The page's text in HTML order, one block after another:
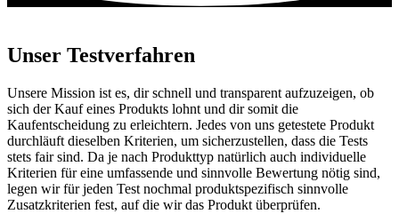
Unser Testverfahren
Unsere Mission ist es, dir schnell und transparent aufzuzeigen, ob
sich der Kauf eines Produkts lohnt und dir somit die
Kaufentscheidung zu erleichtern. Jedes von uns getestete Produkt
durchläuft dieselben Kriterien, um sicherzustellen, dass die Tests
stets fair sind. Da je nach Produkttyp natürlich auch individuelle
Kriterien für eine umfassende und sinnvolle Bewertung nötig sind,
legen wir für jeden Test nochmal produktspezifisch sinnvolle
Zusatzkriterien fest, auf die wir das Produkt überprüfen.